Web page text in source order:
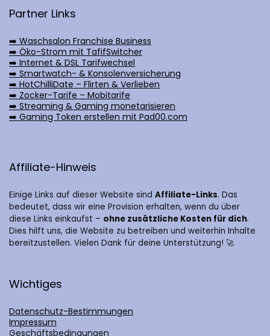
Partner Links
➡️ Waschsalon Franchise Business
➡️ Öko-Strom mit TafifSwitcher
➡️ Internet & DSL Tarifwechsel
➡️ Smartwatch- & Konsolenversicherung
➡️ HotChilliDate – Flirten & Verlieben
➡️ Zocker-Tarife – Mobitarife
➡️ Streaming & Gaming monetarisieren
➡️ Gaming Token erstellen mit Pad00.com
Affiliate-Hinweis
Einige Links auf dieser Website sind Affiliate-Links. Das
bedeutet, dass wir eine Provision erhalten, wenn du über
diese Links einkaufst – ohne zusätzliche Kosten für dich.
Dies hilft uns, die Website zu betreiben und weiterhin Inhalte
bereitzustellen. Vielen Dank für deine Unterstützung! 🚀
Wichtiges
Datenschutz-Bestimmungen
Impressum
Geschäftsbedingungen